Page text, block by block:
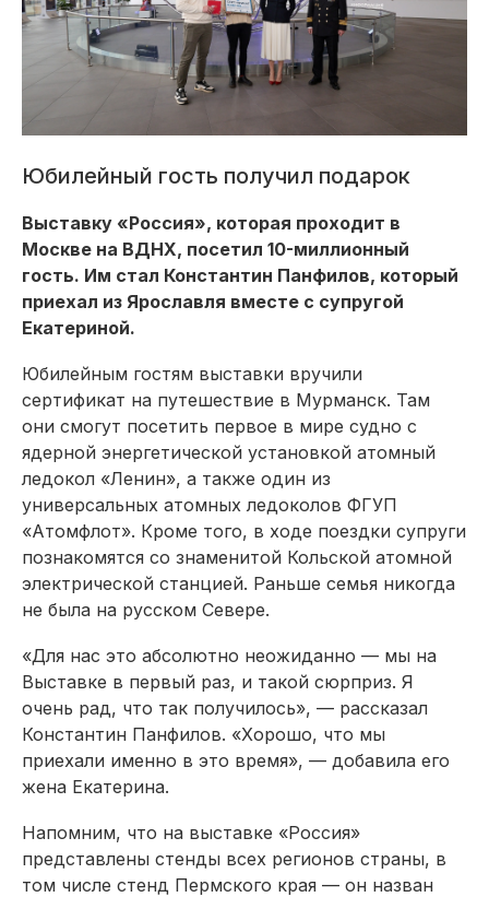
Юбилейный гость получил подарок
Выставку «Россия», которая проходит в
Москве на ВДНХ, посетил 10-миллионный
гость. Им стал Константин Панфилов, который
приехал из Ярославля вместе с супругой
Екатериной.
Юбилейным гостям выставки вручили
сертификат на путешествие в Мурманск. Там
они смогут посетить первое в мире судно с
ядерной энергетической установкой атомный
ледокол «Ленин», а также один из
универсальных атомных ледоколов ФГУП
«Атомфлот». Кроме того, в ходе поездки супруги
познакомятся со знаменитой Кольской атомной
электрической станцией. Раньше семья никогда
не была на русском Севере.
«Для нас это абсолютно неожиданно — мы на
Выставке в первый раз, и такой сюрприз. Я
очень рад, что так получилось», — рассказал
Константин Панфилов. «Хорошо, что мы
приехали именно в это время», — добавила его
жена Екатерина.
Напомним, что на выставке «Россия»
представлены стенды всех регионов страны, в
том числе стенд Пермского края — он назван